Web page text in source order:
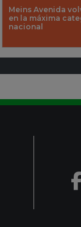
Meins Avenida
en la máxima
nacional